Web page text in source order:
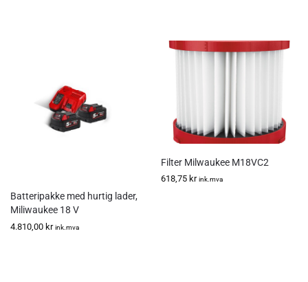
Batteripakke med hurtig lader,
Miliwaukee 18 V
4.810,00 kr ink.mva
Filter Milwaukee M18VC2
618,75 kr ink.mva